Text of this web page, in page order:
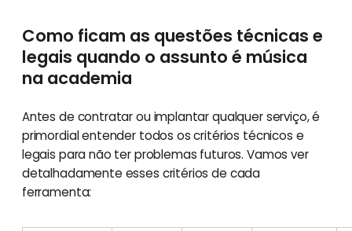
Como ficam as questões técnicas e
legais quando o assunto é música
na academia
Antes de contratar ou implantar qualquer serviço, é
primordial entender todos os critérios técnicos e
legais para não ter problemas futuros. Vamos ver
detalhadamente esses critérios de cada
ferramenta: